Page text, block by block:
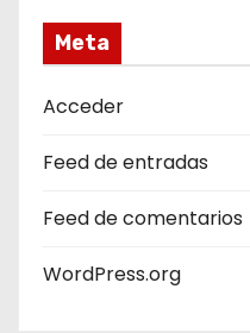
Meta
Acceder
Feed de entradas
Feed de comentarios
WordPress.org